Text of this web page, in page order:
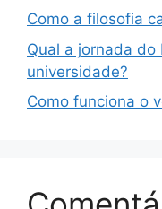
Como a filosofia
Qual a jornada
universidade?
Como funciona o